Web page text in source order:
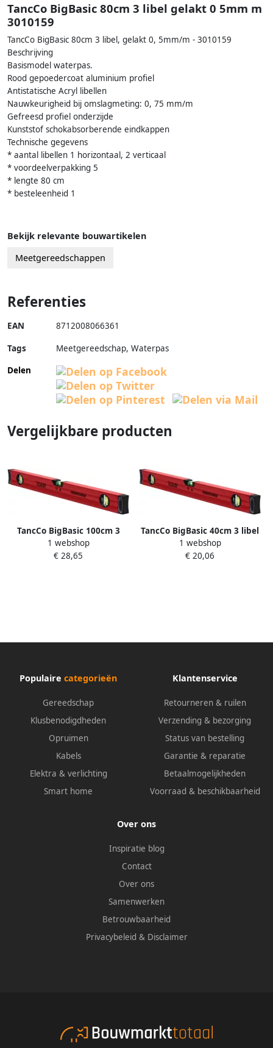
TancCo BigBasic 80cm 3 libel gelakt 0 5mm m
3010159
TancCo BigBasic 80cm 3 libel, gelakt 0, 5mm/m - 3010159
Beschrijving
Basismodel waterpas.
Rood gepoedercoat aluminium profiel
Antistatische Acryl libellen
Nauwkeurigheid bij omslagmeting: 0, 75 mm/m
Gefreesd profiel onderzijde
Kunststof schokabsorberende eindkappen
Technische gegevens
* aantal libellen 1 horizontaal, 2 verticaal
* voordeelverpakking 5
* lengte 80 cm
* besteleenheid 1
Bekijk relevante bouwartikelen
Meetgereedschappen
Referenties
EAN 8712008066361
Tags
Meetgereedschap, Waterpas
Delen
Vergelijkbare producten
TancCo BigBasic 100cm 3
libel gelakt 0 5mm m
3010160
1 webshop
€ 28,65
TancCo BigBasic 40cm 3 libel
gelakt 0 5mm m 3010157
1 webshop
€ 20,06
Populaire categorieën
Gereedschap
Klusbenodigdheden
Opruimen
Kabels
Elektra & verlichting
Smart home
Klantenservice
Retourneren & ruilen
Verzending & bezorging
Status van bestelling
Garantie & reparatie
Betaalmogelijkheden
Voorraad & beschikbaarheid
Over ons
Inspiratie blog
Contact
Over ons
Samenwerken
Betrouwbaarheid
Privacybeleid & Disclaimer